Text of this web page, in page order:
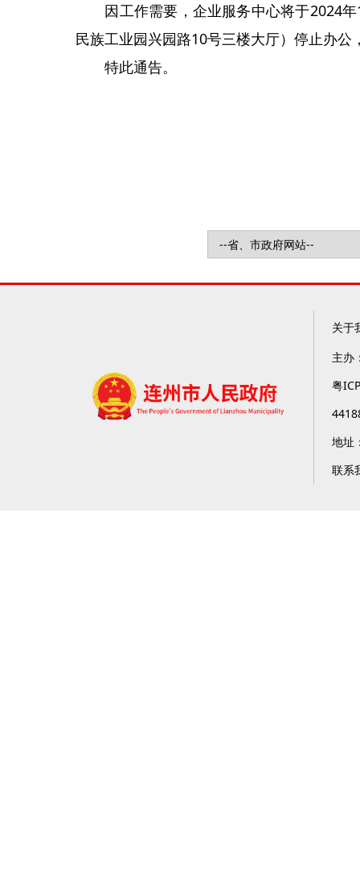
因工作需要，企业服务中心将于2024年
民族工业园兴园路10号三楼大厅）停止办
特此通告。
关于
主办
粤
地址
联系